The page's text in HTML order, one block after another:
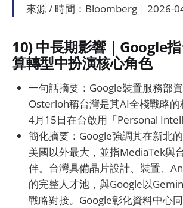
來源 / 時間：Bloomberg｜2026-
10) 中長期影響｜Google
算轉型中扮演核心角色
一句話摘要：Google裝置服務部
Osterloh稱台灣是其AI全棧戰略
4月15日在台啟用「Personal
簡化摘要：Google強調其在新北
美國以外最大，並指MediaTek與
伴。台灣具備晶片設計、裝置、
的完整人才池，與Google以
戰略對接。Google彰化資料中心